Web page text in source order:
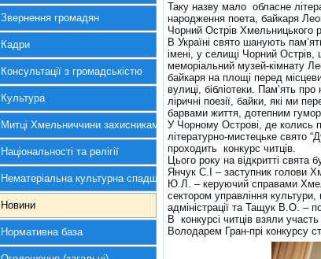
Звернення громадян
Кадри
Консультації з громадськістю
Культура
Митці Хмельниччини захисникам України
Національності та релігії
Нематеріальна культурна спадщина
Новини
Нормативна база
Таку назву мало обласне
народження поета, байкаря
Чорний Острів Хмельницького
В Україні свято шанують
імені, у селищі Чорний Острів,
меморіальний музей-кімнату
байкаря на площі перед
вулиці, бібліотеки. Пам’ять
ліричні поезії, байки, які ми
барвами життя, дотепним
У Чорному Острові, де колись
літературно-мистецьке свято
проходить конкурс читців.
Цього року на відкритті свята
Янчук С.І – заступник голови
Ю.Л. – керуючий справами
сектором управління культури,
адміністрації та Тащук В.О. –
В конкурсі читців взяли
Володарем Гран-прі конкурсу